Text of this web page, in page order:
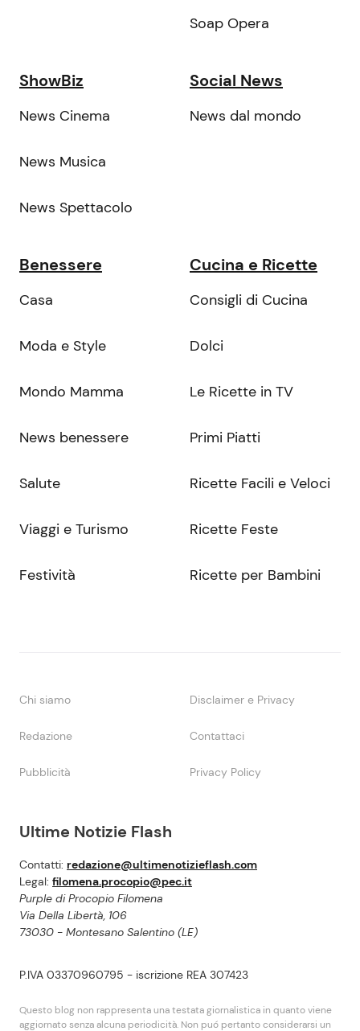
Ultime Notizie Flash
Contatti: redazione@ultimenotizieflash.com
Legal: filomena.procopio@pec.it
Purple di Procopio Filomena
Via Della Libertà, 106
73030 - Montesano Salentino (LE)
P.IVA 03370960795 - iscrizione REA 307423
Questo blog non rappresenta una testata giornalistica in quanto viene
aggiornato senza alcuna periodicità. Non puó pertanto considerarsi un
Soap Opera
ShowBiz
News Cinema
News Musica
News Spettacolo
Social News
News dal mondo
Benessere
Casa
Moda e Style
Mondo Mamma
News benessere
Salute
Viaggi e Turismo
Festività
Cucina e Ricette
Consigli di Cucina
Dolci
Le Ricette in TV
Primi Piatti
Ricette Facili e Veloci
Ricette Feste
Ricette per Bambini
Chi siamo Disclaimer e Privacy
Redazione Contattaci
Pubblicità Privacy Policy